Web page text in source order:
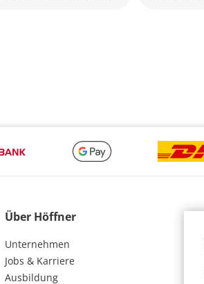
Über Höffner
Unternehmen
Jobs & Karriere
Ausbildung